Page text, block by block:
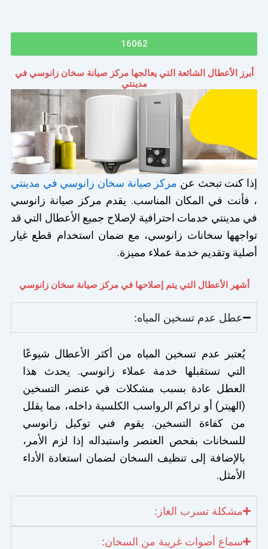
16062
أبرز الأعطال الشائعة التي يعالجها مركز صيانة سخان زانوسي في
مدينتي
إذا كنت تبحث عن مركز صيانة سخان زانوسي في مدينتي
، فأنت في المكان المناسب. يقدم مركز صيانة زانوسي
في مدينتي خدمات احترافية لإصلاح جميع الأعطال التي قد
تواجهها سخانات زانوسي، مع ضمان استخدام قطع غيار
أصلية وتقديم خدمة عملاء مميزة.
أشهر الأعطال التي يتم إصلاحها في مركز صيانة سخان زانوسي
عطل عدم تسخين المياه:
يُعتبر عدم تسخين المياه من أكثر الأعطال شيوعًا
التي تستقبلها خدمة عملاء زانوسي. يحدث هذا
العطل عادة بسبب مشكلات في عنصر التسخين
(الهيتر) أو تراكم الرواسب الكلسية داخله، مما يقلل
من كفاءة التسخين. يقوم فني توكيل زانوسي
للسخانات بفحص العنصر واستبداله إذا لزم الأمر،
بالإضافة إلى تنظيف السخان لضمان استعادة الأداء
الأمثل.
مشكلة تسرب الغاز:
سماع أصوات غريبة من السخان: